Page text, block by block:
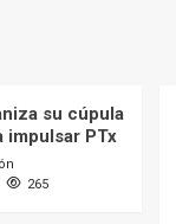
su cúpula
impulsar PTx
265